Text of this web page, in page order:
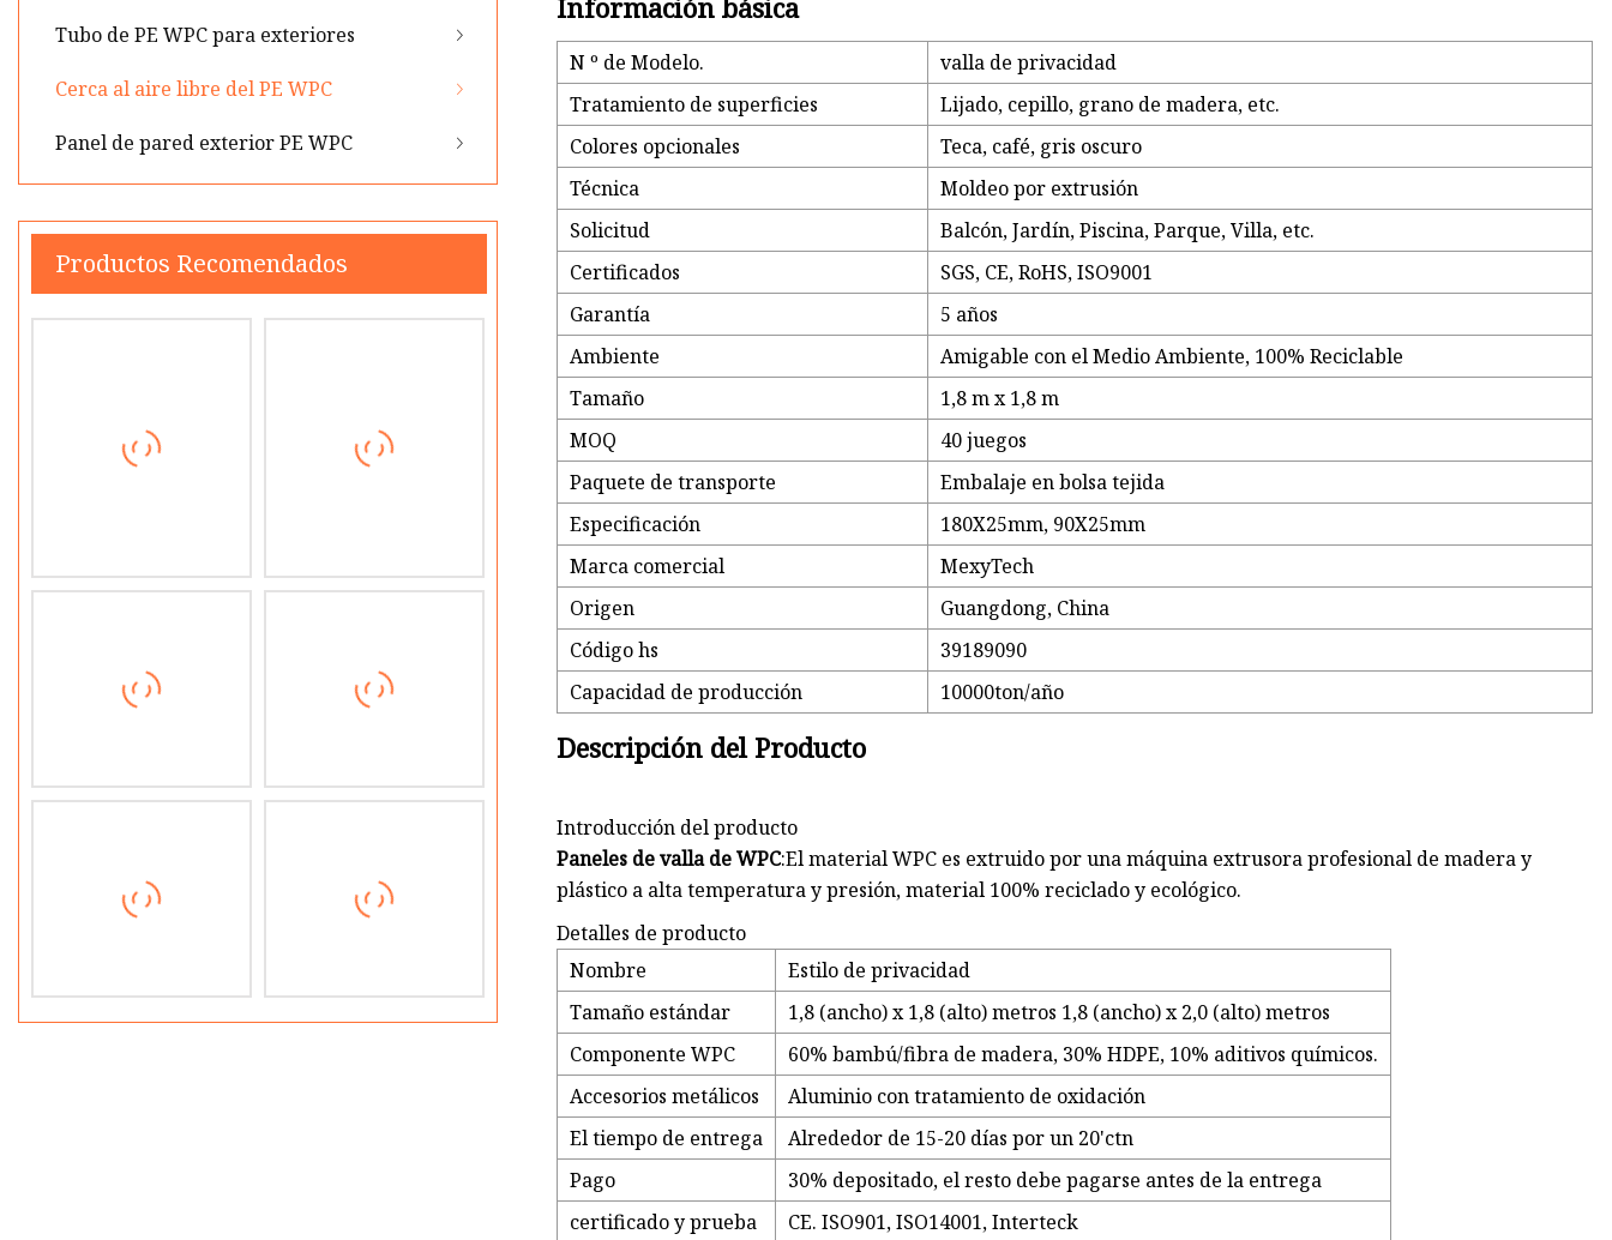
Tubo de PE WPC para exteriores
Cerca al aire libre del PE WPC
Panel de pared exterior PE WPC
Productos Recomendados
Información básica
N º de Modelo.
valla de privacidad
Tratamiento de superficies
Lijado, cepillo, grano de madera, etc.
Colores opcionales
Teca, café, gris oscuro
Técnica
Moldeo por extrusión
Solicitud
Balcón, Jardín, Piscina, Parque, Villa, etc.
Certificados
SGS, CE, RoHS, ISO9001
Garantía
5 años
Ambiente
Amigable con el Medio Ambiente, 100% Reciclable
Tamaño
1,8 m x 1,8 m
MOQ
40 juegos
Paquete de transporte
Embalaje en bolsa tejida
Especificación
180X25mm, 90X25mm
Marca comercial
MexyTech
Origen
Guangdong, China
Código hs
39189090
Capacidad de producción
10000ton/año
Descripción del Producto
Introducción del producto
Paneles de valla de WPC:El material WPC es extruido por una máquina extrusora profesional de madera y
plástico a alta temperatura y presión, material 100% reciclado y ecológico.
Detalles de producto
Nombre
Estilo de privacidad
Tamaño estándar
1,8 (ancho) x 1,8 (alto) metros 1,8 (ancho) x 2,0 (alto) metros
Componente WPC
60% bambú/fibra de madera, 30% HDPE, 10% aditivos químicos.
Accesorios metálicos
Aluminio con tratamiento de oxidación
El tiempo de entrega
Alrededor de 15-20 días por un 20'ctn
Pago
30% depositado, el resto debe pagarse antes de la entrega
certificado y prueba
CE. ISO901, ISO14001, Interteck